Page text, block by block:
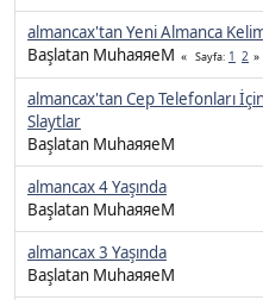
almancax'tan Yeni Almanca
Başlatan MuhaяяeM
Sayfa 1 2
almancax'tan Cep Telefonları
Slaytlar
Başlatan MuhaяяeM
almancax 4 Yaşında
Başlatan MuhaяяeM
almancax 3 Yaşında
Başlatan MuhaяяeM